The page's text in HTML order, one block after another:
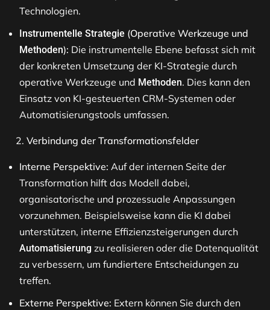
Technologien.
Instrumentelle Strategie (Operative Werkzeuge und
Methoden): Die instrumentelle Ebene befasst sich mit
der konkreten Umsetzung der KI-Strategie durch
operative Werkzeuge und Methoden. Dies kann den
Einsatz von KI-gesteuerten CRM-Systemen oder
Automatisierungstools umfassen.
Verbindung der Transformationsfelder
Interne Perspektive: Auf der internen Seite der
Transformation hilft das Modell dabei,
organisatorische und prozessuale Anpassungen
vorzunehmen. Beispielsweise kann die KI dabei
unterstützen, interne Effizienzsteigerungen durch
Automatisierung zu realisieren oder die Datenqualität
zu verbessern, um fundiertere Entscheidungen zu
treffen​​.
Externe Perspektive: Extern können Sie durch den